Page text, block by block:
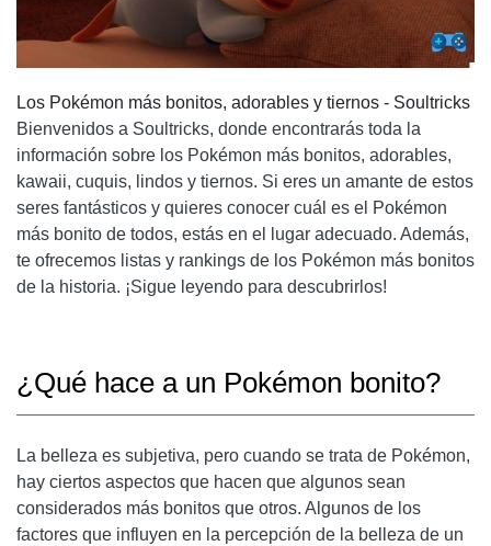
Los Pokémon más bonitos, adorables y tiernos - Soultricks
Bienvenidos a Soultricks, donde encontrarás toda la
información sobre los Pokémon más bonitos, adorables,
kawaii, cuquis, lindos y tiernos. Si eres un amante de estos
seres fantásticos y quieres conocer cuál es el Pokémon
más bonito de todos, estás en el lugar adecuado. Además,
te ofrecemos listas y rankings de los Pokémon más bonitos
de la historia. ¡Sigue leyendo para descubrirlos!
¿Qué hace a un Pokémon bonito?
La belleza es subjetiva, pero cuando se trata de Pokémon,
hay ciertos aspectos que hacen que algunos sean
considerados más bonitos que otros. Algunos de los
factores que influyen en la percepción de la belleza de un